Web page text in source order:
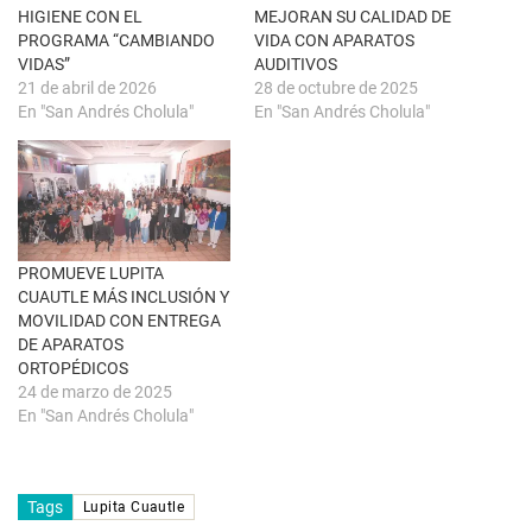
n
a
n
u
v
a
)
e
a
b
e
e
n
u
n
a
e
n
t
a
n
a
n
u
e
v
a
)
HIGIENE CON EL
PROGRAMA “CAMBIANDO
VIDAS”
21 de abril de 2026
En "San Andrés Cholula"
MEJORAN SU CALIDAD DE
VIDA CON APARATOS
AUDITIVOS
28 de octubre de 2025
En "San Andrés Cholula"
PROMUEVE LUPITA
CUAUTLE MÁS INCLUSIÓN Y
MOVILIDAD CON ENTREGA
DE APARATOS
ORTOPÉDICOS
24 de marzo de 2025
En "San Andrés Cholula"
Tags Lupita Cuautle